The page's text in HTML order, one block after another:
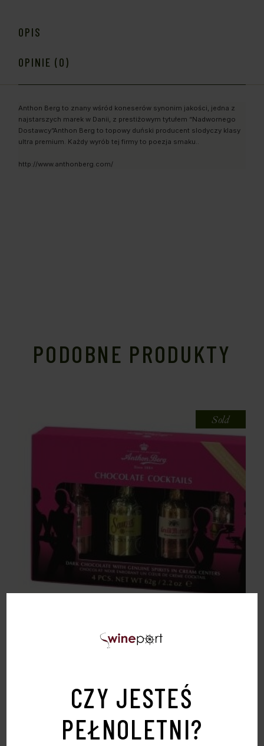
CZY JESTEŚ
PEŁNOLETNI?
OPIS
OPINIE (0)
Anthon Berg to znany wśród koneserów synonim jakości, jedna z
najstarszych marek w Danii, z prestiżowym tytułem “Nadwornego
Dostawcy”Anthon Berg to topowy duński producent slodyczy klasy
ultra premium. Każdy wyrób tej firmy to poezja smaku..
http://www.anthonberg.com/
PODOBNE PRODUKTY
Sold
ANTHON BERG – BUTELECZKI CZEKOLADOWE
Z KOKTAILAMI ALKOHOLOWYMI 65G